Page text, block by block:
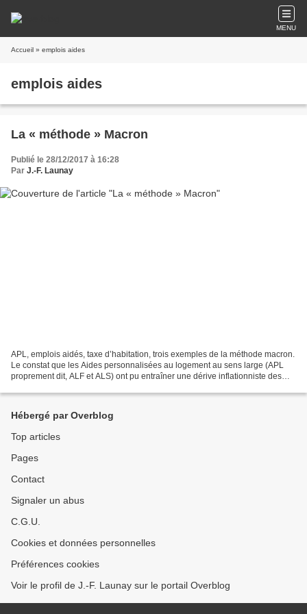
MENU
Accueil » emplois aides
emplois aides
La « méthode » Macron
Publié le 28/12/2017 à 16:28
Par J.-F. Launay
APL, emplois aidés, taxe d’habitation, trois exemples de la méthode macron.
Le constat que les Aides personnalisées au logement au sens large (APL
proprement dit, ALF et ALS) ont pu entraîner une dérive inflationniste des
Hébergé par Overblog
Top articles
Pages
Contact
Signaler un abus
C.G.U.
Cookies et données personnelles
Préférences cookies
Voir le profil de J.-F. Launay sur le portail Overblog